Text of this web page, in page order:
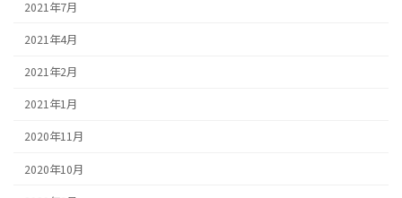
2021年7月
2021年4月
2021年2月
2021年1月
2020年11月
2020年10月